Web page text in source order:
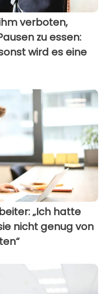
verboten,
zu essen:
wird es eine
„Ich hatte
nicht genug von